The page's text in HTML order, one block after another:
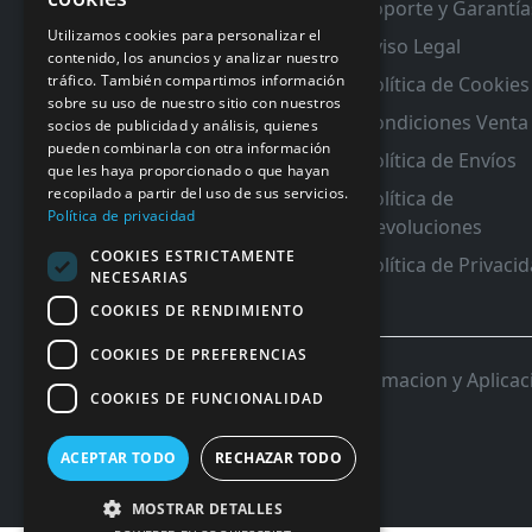
RMA y Garantias
Soporte y
Aviso Legal
Política de Cookies
Condiciones Venta
Política de Envíos
Política de
Devoluciones
Política de
© 2026 InforSystem Programacion y
Utilizamos cookies para personalizar el
contenido, los anuncios y analizar nuestro
tráfico. También compartimos información
sobre su uso de nuestro sitio con nuestros
socios de publicidad y análisis, quienes
pueden combinarla con otra información
que les haya proporcionado o que hayan
recopilado a partir del uso de sus servicios.
Política de privacidad
COOKIES ESTRICTAMENTE
NECESARIAS
COOKIES DE RENDIMIENTO
COOKIES DE PREFERENCIAS
COOKIES DE FUNCIONALIDAD
ACEPTAR TODO RECHAZAR TODO
MOSTRAR DETALLES